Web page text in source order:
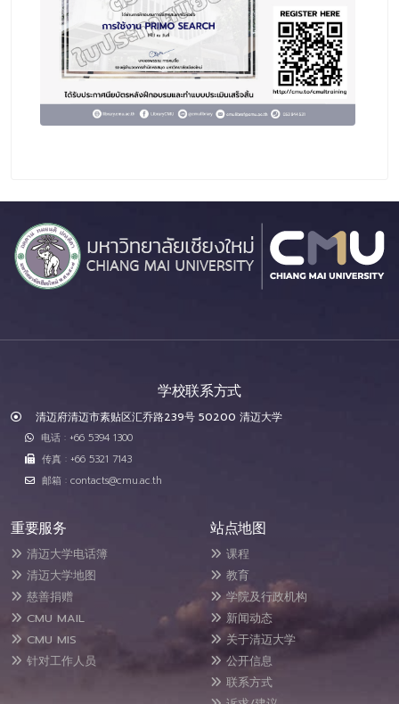
学校联系方式
清迈府清迈市素贴区汇乔路239号 50200 清迈大学
电话 : +66 5394 1300
传真 : +66 5321 7143
邮箱 : contacts@cmu.ac.th
重要服务
清迈大学电话簿
清迈大学地图
慈善捐赠
CMU MAIL
CMU MIS
针对工作人员
站点地图
课程
教育
学院及行政机构
新闻动态
关于清迈大学
公开信息
联系方式